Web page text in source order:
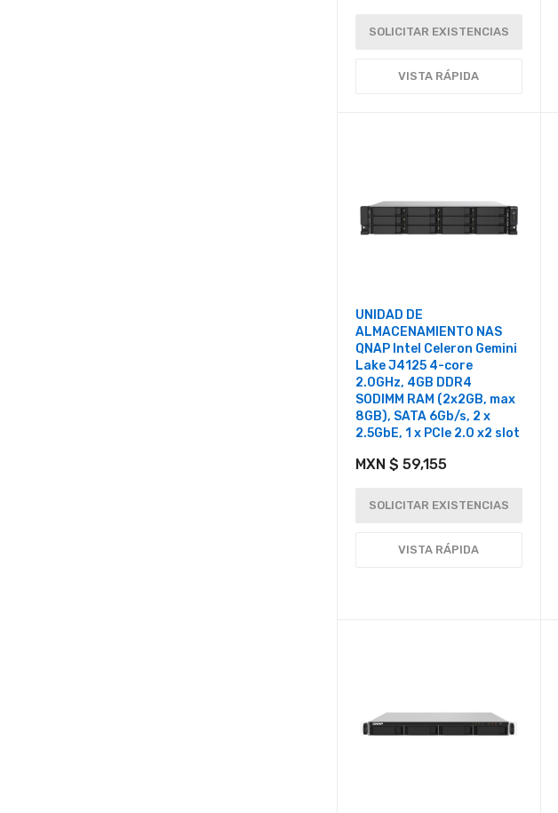
SOLICITAR EXISTENCIAS
VISTA RÁPIDA
UNIDAD DE
ALMACENAMIENTO NAS
QNAP Intel Celeron Gemini
Lake J4125 4-core
2.0GHz, 4GB DDR4
SODIMM RAM (2x2GB, max
8GB), SATA 6Gb/s, 2 x
2.5GbE, 1 x PCIe 2.0 x2 slot
MXN $ 59,155
SOLICITAR EXISTENCIAS
VISTA RÁPIDA